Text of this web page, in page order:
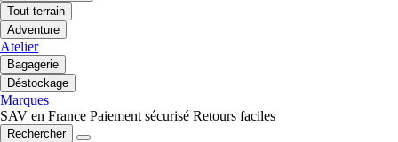
Tout-terrain
Adventure
Atelier
Bagagerie
Déstockage
Marques
SAV en France Paiement sécurisé Retours faciles
Rechercher